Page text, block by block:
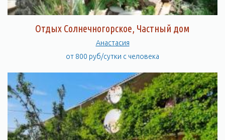
Отдых Солнечногорское, Частный дом
Анастасия
от 800 руб/сутки с человека